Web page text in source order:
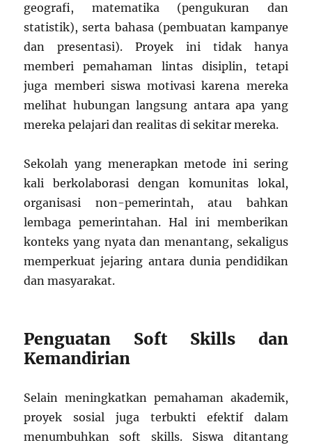
geografi, matematika (pengukuran dan
statistik), serta bahasa (pembuatan kampanye
dan presentasi). Proyek ini tidak hanya
memberi pemahaman lintas disiplin, tetapi
juga memberi siswa motivasi karena mereka
melihat hubungan langsung antara apa yang
mereka pelajari dan realitas di sekitar mereka.
Sekolah yang menerapkan metode ini sering
kali berkolaborasi dengan komunitas lokal,
organisasi non-pemerintah, atau bahkan
lembaga pemerintahan. Hal ini memberikan
konteks yang nyata dan menantang, sekaligus
memperkuat jejaring antara dunia pendidikan
dan masyarakat.
Penguatan Soft Skills dan
Kemandirian
Selain meningkatkan pemahaman akademik,
proyek sosial juga terbukti efektif dalam
menumbuhkan soft skills. Siswa ditantang